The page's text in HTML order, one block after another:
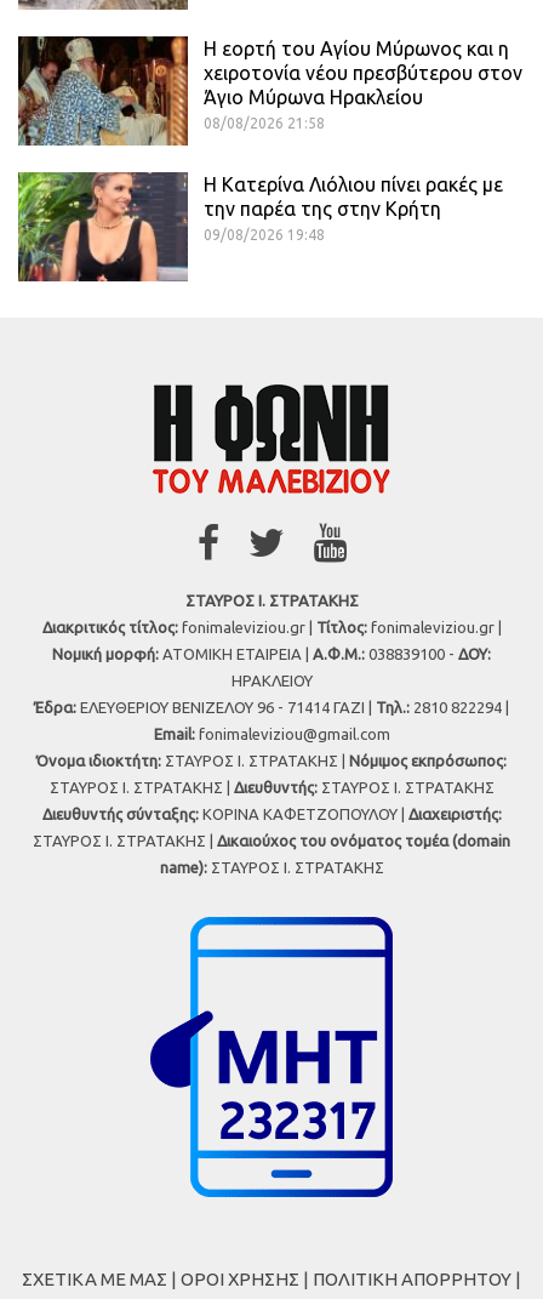
Η εορτή του Αγίου Μύρωνος και η
χειροτονία νέου πρεσβύτερου στον
Άγιο Μύρωνα Ηρακλείου
08/08/2026 21:58
Η Κατερίνα Λιόλιου πίνει ρακές με
την παρέα της στην Κρήτη
09/08/2026 19:48
ΣΤΑΥΡΟΣ Ι. ΣΤΡΑΤΑΚΗΣ
Διακριτικός τίτλος:fonimaleviziou.gr | Τίτλος:fonimaleviziou.gr |
Νομική μορφή: ΑΤΟΜΙΚΗ ΕΤΑΙΡΕΙΑ | Α.Φ.Μ.: 038839100 - ΔΟΥ:
ΗΡΑΚΛΕΙΟΥ
Έδρα: ΕΛΕΥΘΕΡΙΟΥ ΒΕΝΙΖΕΛΟΥ 96 - 71414 ΓΑΖΙ | Τηλ.: 2810 822294 |
Εmail: fonimaleviziou@gmail.com
Όνομα ιδιοκτήτη: ΣΤΑΥΡΟΣ Ι. ΣΤΡΑΤΑΚΗΣ | Νόμιμος εκπρόσωπος:
ΣΤΑΥΡΟΣ Ι. ΣΤΡΑΤΑΚΗΣ | Διευθυντής:ΣΤΑΥΡΟΣ Ι. ΣΤΡΑΤΑΚΗΣ
Διευθυντής σύνταξης:ΚΟΡΙΝΑ ΚΑΦΕΤΖΟΠΟΥΛΟΥ | Διαχειριστής:
ΣΤΑΥΡΟΣ Ι. ΣΤΡΑΤΑΚΗΣ | Δικαιούχος του ονόματος τομέα (domain
name):ΣΤΑΥΡΟΣ Ι. ΣΤΡΑΤΑΚΗΣ
ΣΧΕΤΙΚΑ ΜΕ ΜΑΣ | ΟΡΟΙ ΧΡΗΣΗΣ | ΠΟΛΙΤΙΚΗ ΑΠΟΡΡΗΤΟΥ |